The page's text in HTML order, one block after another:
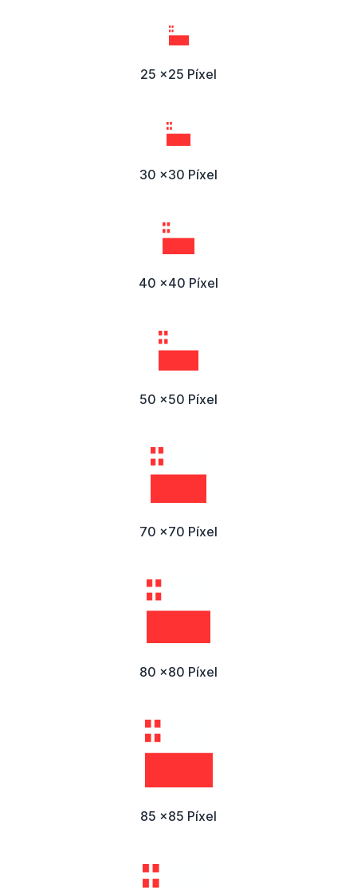
25 x25 Píxel
30 x30 Píxel
40 x40 Píxel
50 x50 Píxel
70 x70 Píxel
80 x80 Píxel
85 x85 Píxel